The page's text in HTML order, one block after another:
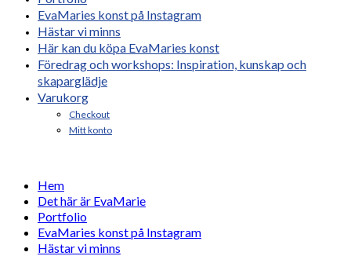
EvaMaries konst på Instagram
Hästar vi minns
Här kan du köpa EvaMaries konst
Föredrag och workshops: Inspiration, kunskap och
skaparglädje
Varukorg
Checkout
Mitt konto
Hem
Det här är EvaMarie
Portfolio
EvaMaries konst på Instagram
Hästar vi minns